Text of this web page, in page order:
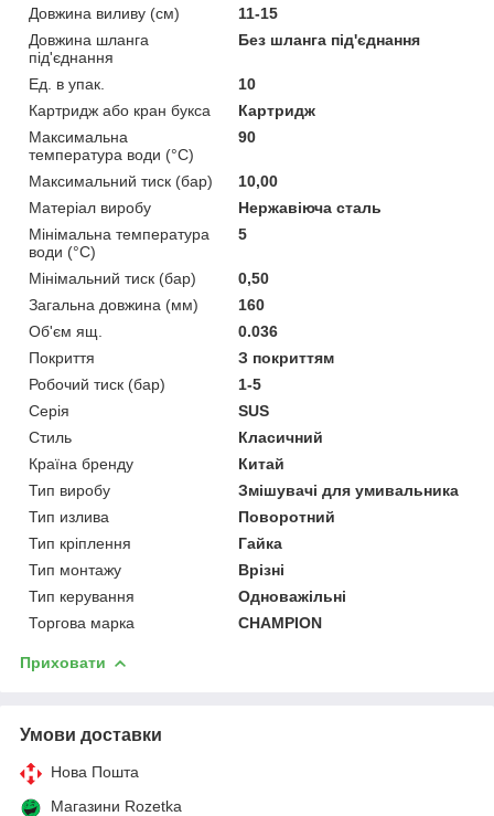
Довжина виливу (см)
11-15
Довжина шланга
під'єднання
Без шланга під'єднання
Ед. в упак.
10
Картридж або кран букса
Картридж
Максимальна
температура води (°C)
90
Максимальний тиск (бар)
10,00
Матеріал виробу
Нержавіюча сталь
Мінімальна температура
води (°C)
5
Мінімальний тиск (бар)
0,50
Загальна довжина (мм)
160
Об'єм ящ.
0.036
Покриття
З покриттям
Робочий тиск (бар)
1-5
Серія
SUS
Стиль
Класичний
Країна бренду
Китай
Тип виробу
Змішувачі для умивальника
Тип излива
Поворотний
Тип кріплення
Гайка
Тип монтажу
Врізні
Тип керування
Одноважільні
Торгова марка
CHAMPION
Приховати
Умови доставки
Нова Пошта
Магазини Rozetka